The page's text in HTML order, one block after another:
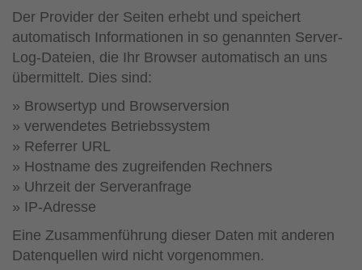
Der Provider der Seiten erhebt und speichert
automatisch Informationen in so genannten Server-
Log-Dateien, die Ihr Browser automatisch an uns
übermittelt. Dies sind:
Browsertyp und Browserversion
verwendetes Betriebssystem
Referrer URL
Hostname des zugreifenden Rechners
Uhrzeit der Serveranfrage
IP-Adresse
Eine Zusammenführung dieser Daten mit anderen
Datenquellen wird nicht vorgenommen.